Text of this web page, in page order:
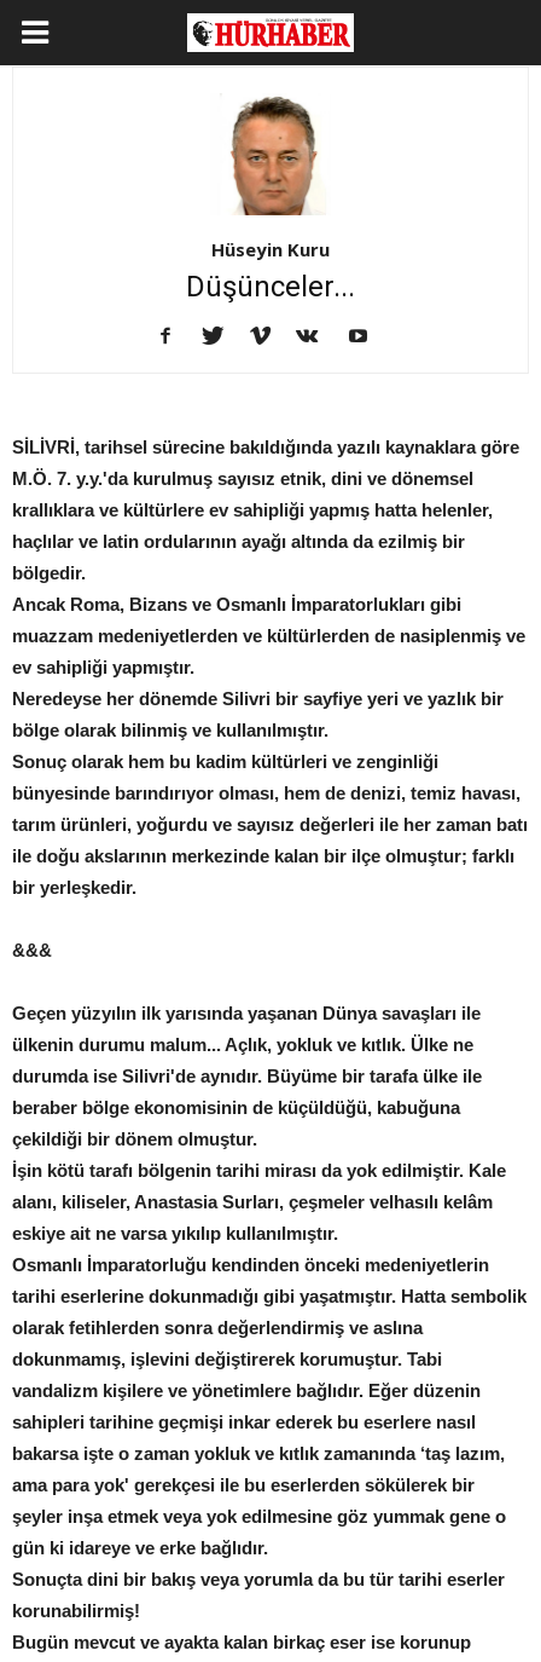
Hüseyin Kuru
Düşünceler...
SİLİVRİ, tarihsel sürecine bakıldığında yazılı kaynaklara göre
M.Ö. 7. y.y.'da kurulmuş sayısız etnik, dini ve dönemsel
krallıklara ve kültürlere ev sahipliği yapmış hatta helenler,
haçlılar ve latin ordularının ayağı altında da ezilmiş bir
bölgedir.
Ancak Roma, Bizans ve Osmanlı İmparatorlukları gibi
muazzam medeniyetlerden ve kültürlerden de nasiplenmiş ve
ev sahipliği yapmıştır.
Neredeyse her dönemde Silivri bir sayfiye yeri ve yazlık bir
bölge olarak bilinmiş ve kullanılmıştır.
Sonuç olarak hem bu kadim kültürleri ve zenginliği
bünyesinde barındırıyor olması, hem de denizi, temiz havası,
tarım ürünleri, yoğurdu ve sayısız değerleri ile her zaman batı
ile doğu akslarının merkezinde kalan bir ilçe olmuştur; farklı
bir yerleşkedir.
&&&
Geçen yüzyılın ilk yarısında yaşanan Dünya savaşları ile
ülkenin durumu malum... Açlık, yokluk ve kıtlık. Ülke ne
durumda ise Silivri'de aynıdır. Büyüme bir tarafa ülke ile
beraber bölge ekonomisinin de küçüldüğü, kabuğuna
çekildiği bir dönem olmuştur.
İşin kötü tarafı bölgenin tarihi mirası da yok edilmiştir. Kale
alanı, kiliseler, Anastasia Surları, çeşmeler velhasılı kelâm
eskiye ait ne varsa yıkılıp kullanılmıştır.
Osmanlı İmparatorluğu kendinden önceki medeniyetlerin
tarihi eserlerine dokunmadığı gibi yaşatmıştır. Hatta sembolik
olarak fetihlerden sonra değerlendirmiş ve aslına
dokunmamış, işlevini değiştirerek korumuştur. Tabi
vandalizm kişilere ve yönetimlere bağlıdır. Eğer düzenin
sahipleri tarihine geçmişi inkar ederek bu eserlere nasıl
bakarsa işte o zaman yokluk ve kıtlık zamanında ‘taş lazım,
ama para yok' gerekçesi ile bu eserlerden sökülerek bir
şeyler inşa etmek veya yok edilmesine göz yummak gene o
gün ki idareye ve erke bağlıdır.
Sonuçta dini bir bakış veya yorumla da bu tür tarihi eserler
korunabilirmiş!
Bugün mevcut ve ayakta kalan birkaç eser ise korunup